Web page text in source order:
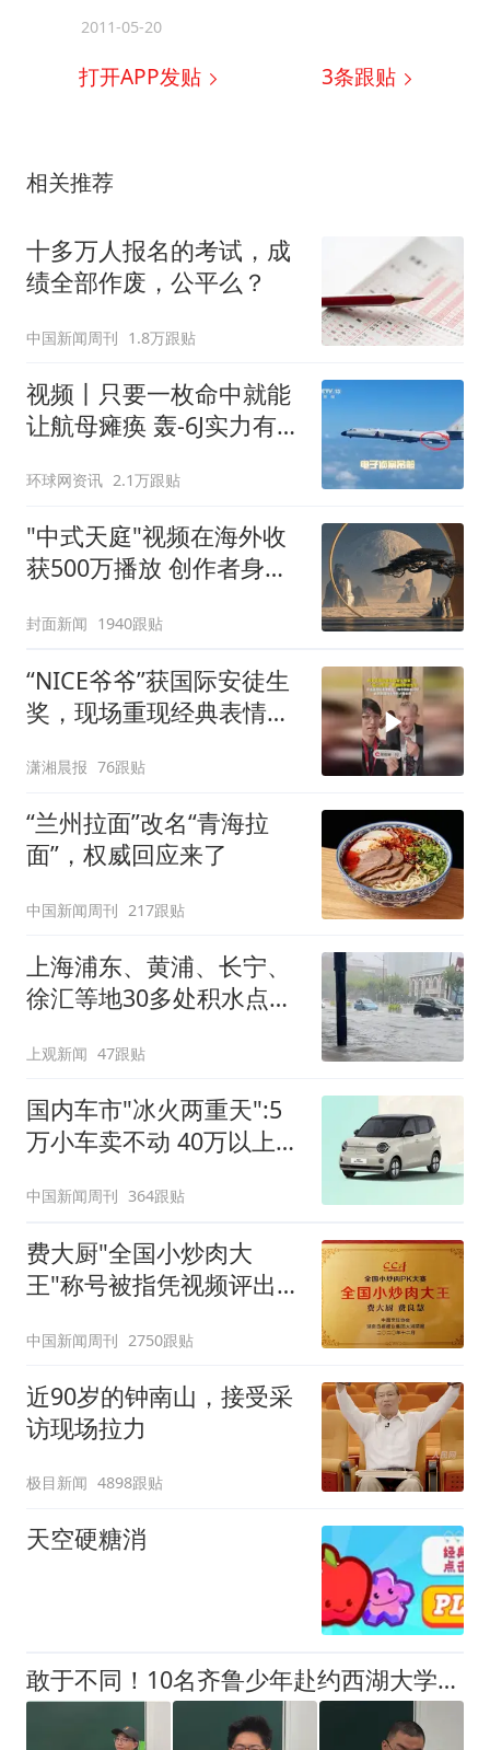
2011-05-20
打开APP发贴 3条跟贴
相关推荐
十多万人报名的考试，成
绩全部作废，公平么？
中国新闻周刊 1.8万跟贴
视频丨只要一枚命中就能
让航母瘫痪 轰-6J实力有多
环球网资讯 2.1万跟贴
"中式天庭"视频在海外收
获500万播放 创作者身份
封面新闻 1940跟贴
“NICE爷爷”获国际安徒生
奖，现场重现经典表情
潇湘晨报 76跟贴
“兰州拉面”改名“青海拉
面”，权威回应来了
中国新闻周刊 217跟贴
上海浦东、黄浦、长宁、
徐汇等地30多处积水点正
上观新闻 47跟贴
国内车市"冰火两重天":5
万小车卖不动 40万以上的
中国新闻周刊 364跟贴
费大厨"全国小炒肉大
王"称号被指凭视频评出
中国新闻周刊 2750跟贴
近90岁的钟南山，接受采
访现场拉力
极目新闻 4898跟贴
天空硬糖消
敢于不同！10名齐鲁少年赴约西湖大学！他们是谁？为何而选？